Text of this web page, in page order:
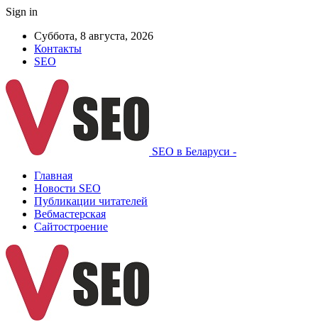
Sign in
Суббота, 8 августа, 2026
Контакты
SEO
SEO в Беларуси -
Главная
Новости SEO
Публикации читателей
Вебмастерская
Сайтостроение